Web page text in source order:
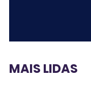
MAIS LIDAS